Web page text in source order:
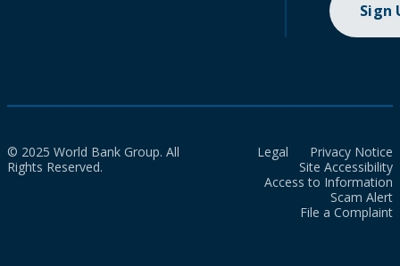
Sign
© 2025 World Bank Group. All
Rights Reserved.
Legal
Privacy Notice
Site Accessibility
Access to Information
Scam Alert
File a Complaint